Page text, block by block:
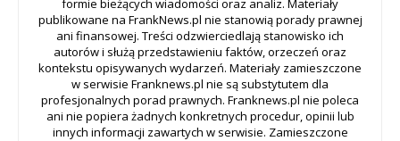
formie bieżących wiadomości oraz analiz. Materiały
publikowane na FrankNews.pl nie stanowią porady prawnej
ani finansowej. Treści odzwierciedlają stanowisko ich
autorów i służą przedstawieniu faktów, orzeczeń oraz
kontekstu opisywanych wydarzeń. Materiały zamieszczone
w serwisie Franknews.pl nie są substytutem dla
profesjonalnych porad prawnych. Franknews.pl nie poleca
ani nie popiera żadnych konkretnych procedur, opinii lub
innych informacji zawartych w serwisie. Zamieszczone